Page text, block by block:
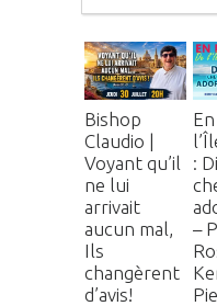
Bishop
Claudio |
Voyant qu’il
ne lui
arrivait
aucun mal,
Ils
changèrent
d’avis!
:
–